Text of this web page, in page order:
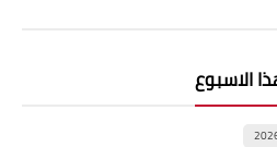
الاسبوع